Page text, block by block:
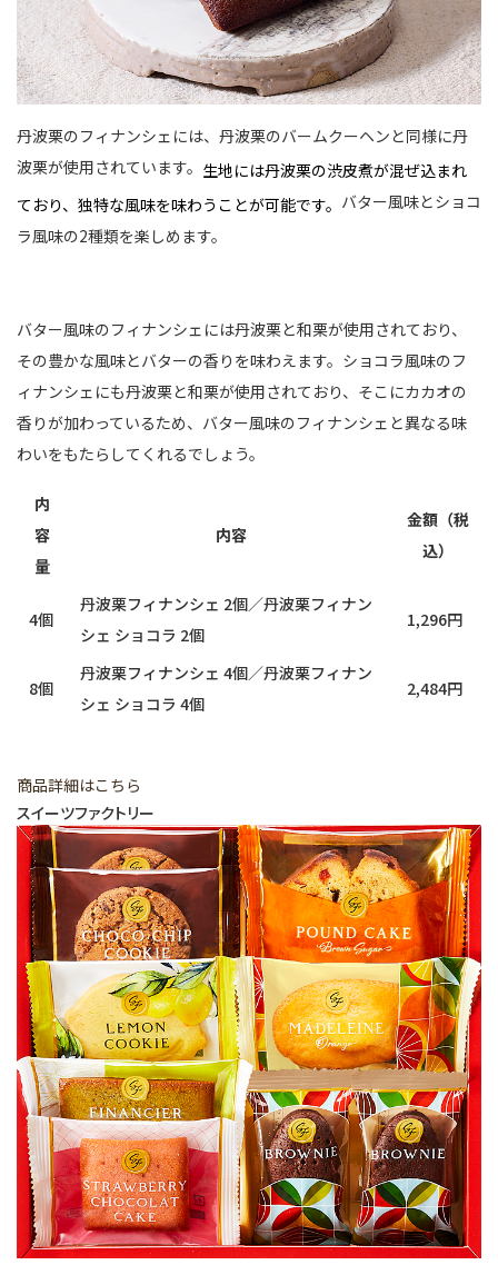
丹波栗のフィナンシェには、丹波栗のバームクーヘンと同様に丹
波栗が使用されています。 生地には丹波栗の渋皮煮が混ぜ込まれ
ており、独特な風味を味わうことが可能です。 バター風味とショコ
ラ風味の2種類を楽しめます。
バター風味のフィナンシェには丹波栗と和栗が使用されており、
その豊かな風味とバターの香りを味わえます。ショコラ風味のフ
ィナンシェにも丹波栗と和栗が使用されており、そこにカカオの
香りが加わっているため、バター風味のフィナンシェと異なる味
わいをもたらしてくれるでしょう。
内
容
量
内容
金額（税
込）
4個
丹波栗フィナンシェ 2個／丹波栗フィナン
シェ ショコラ 2個
1,296円
8個
丹波栗フィナンシェ 4個／丹波栗フィナン
シェ ショコラ 4個
2,484円
商品詳細はこちら
スイーツファクトリー